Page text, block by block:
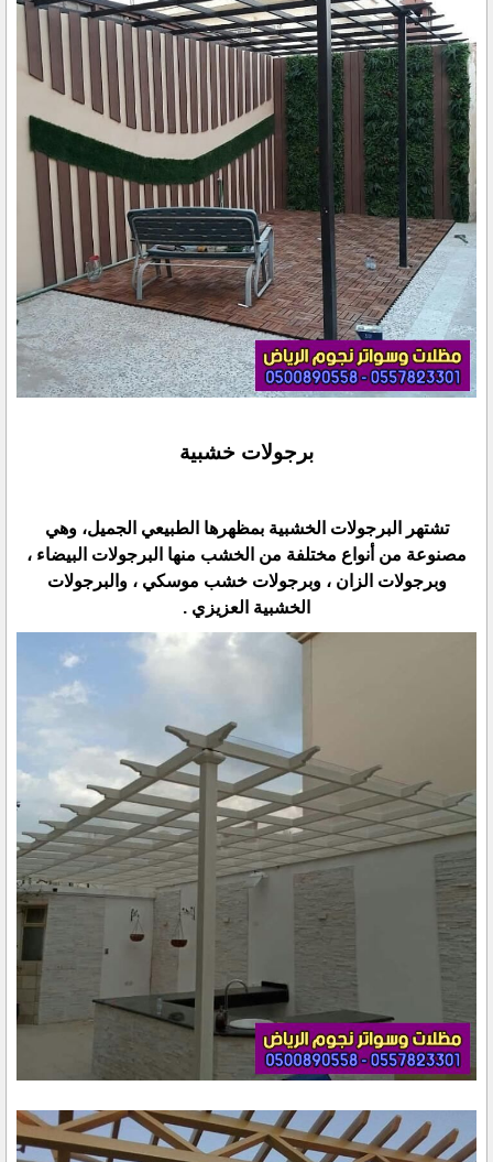
برجولات خشبية
تشتهر البرجولات الخشبية بمظهرها الطبيعي الجميل، وهي
مصنوعة من أنواع مختلفة من الخشب منها البرجولات البيضاء ،
وبرجولات الزان ، وبرجولات خشب موسكي ، والبرجولات
الخشبية العزيزي .